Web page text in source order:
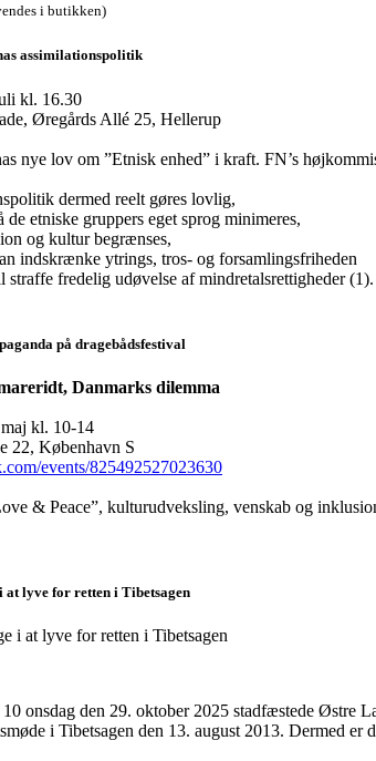
i butikken)
assimilationspolitik
kl. 16.30
Øregårds Allé 25, Hellerup
nye lov om ”Etnisk enhed” i kraft. FN’s
dermed reelt gøres lovlig,
de etniske gruppers eget sprog minimeres,
og kultur begrænses,
indskrænke ytrings, tros- og forsamlingsfriheden
straffe fredelig udøvelse af mindretalsrettigheder (1).
på dragebådsfestival
Danmarks dilemma
kl. 10-14
22, København S
events/825492527023630
& Peace”, kulturudveksling, venskab og
lyve for retten i Tibetsagen
i at lyve for retten i Tibetsagen
onsdag den 29. oktober 2025 stadfæstede Østre
i Tibetsagen den 13. august 2013. Dermed